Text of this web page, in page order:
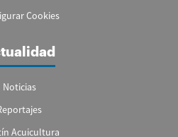
Cookies
Noticias
Acuicultura